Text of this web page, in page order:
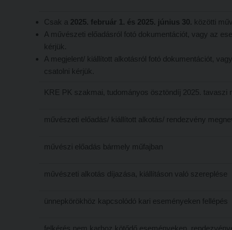
Csak a 2025. február 1. és 2025. június 30. közötti
A művészeti előadásról fotó dokumentációt, vagy az
kérjük.
A megjelent/ kiállított alkotásról fotó dokumentációt,
csatolni kérjük.
KRE PK szakmai, tudományos ösztöndíj 2025.
művészeti előadás/ kiállított alkotás/ rendezvény
művészi előadás bármely műfajban
művészeti alkotás díjazása, kiállításon való szereplése
ünnepkörökhöz kapcsolódó kari eseményeken fellépés
felkérés nem karhoz kötődő eseményeken,